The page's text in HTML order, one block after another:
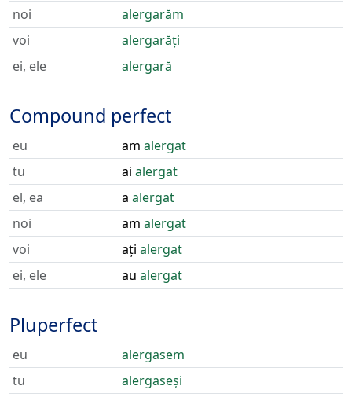
noi
alergarăm
voi
alergarăți
ei, ele
alergară
Compound perfect
eu am alergat
tu
ai alergat
el, ea
a alergat
noi
am alergat
voi
ați alergat
ei, ele
au alergat
Pluperfect
eu
alergasem
tu
alergaseși